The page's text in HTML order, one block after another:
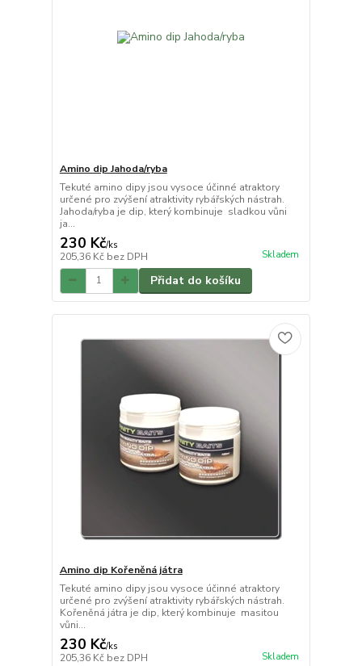
Amino dip Jahoda/ryba
Tekuté amino dipy jsou vysoce účinné atraktory
určené pro zvýšení atraktivity rybářských nástrah.
Jahoda/ryba je dip, který kombinuje sladkou vůni
ja...
230 Kč/ks
205,36 Kč bez DPH Skladem
Přidat do košíku
Amino dip Kořeněná játra
Tekuté amino dipy jsou vysoce účinné atraktory
určené pro zvýšení atraktivity rybářských nástrah.
Kořeněná játra je dip, který kombinuje masitou
vůni...
230 Kč/ks
205,36 Kč bez DPH Skladem